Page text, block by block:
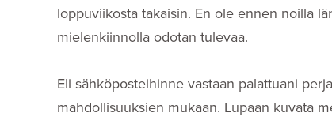
loppuviikosta takaisin. En ole ennen noilla
mielenkiinnolla odotan tulevaa.
Eli sähköposteihinne vastaan palattuani
mahdollisuuksien mukaan. Lupaan kuvata